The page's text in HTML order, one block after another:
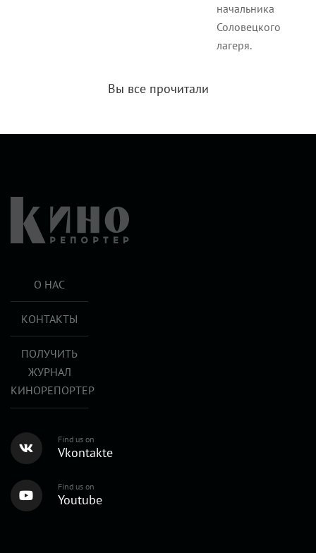
начальника
Соловецкого
лагеря.
Вы все прочитали
О НАС
КОНТАКТЫ
ПОЛУЧИТЬ
ЖУРНАЛ
КИНОРЕПОРТЕР
Find us on
Vkontakte
Find us on
Youtube